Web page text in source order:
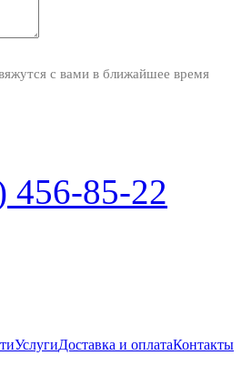
с вами в ближайшее время
456-85-22
УслугиДоставка и оплатаКонтакты